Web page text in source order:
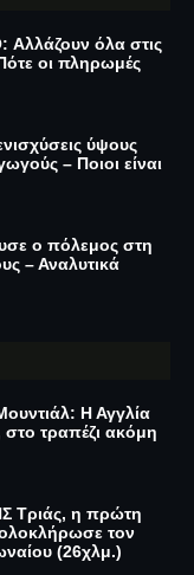
Αλλάζουν όλα στις
οι πληρωμές
ύψους
– Ποιοι είναι
ο πόλεμος στη
– Αναλυτικά
Η Αγγλία
στο τραπέζι ακόμη
Τριάς, η πρώτη
τον
(26χλμ.)